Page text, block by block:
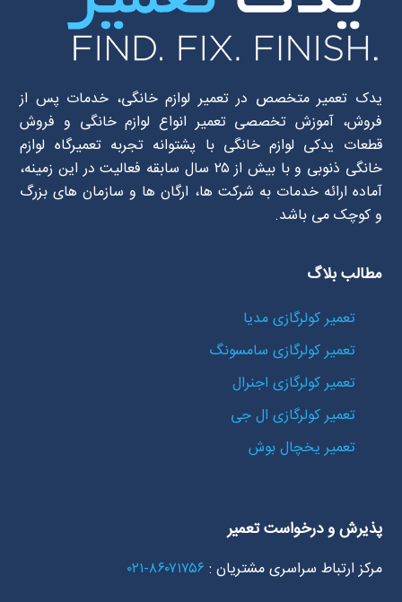
یدک تعمیر متخصص در تعمیر لوازم خانگی، خدمات پس از
فروش، آموزش تخصصی تعمیر انواع لوازم خانگی و فروش
قطعات یدکی لوازم خانگی با پشتوانه تجربه تعمیرگاه لوازم
خانگی ذنوبی و با بیش از ۲۵ سال سابقه فعالیت در این زمینه،
آماده ارائه خدمات به شرکت ها، ارگان ها و سازمان های بزرگ
و کوچک می باشد.
مطالب بلاگ
تعمیر کولرگازی مدیا
تعمیر کولرگازی سامسونگ
تعمیر کولرگازی اجنرال
تعمیر کولرگازی ال جی
تعمیر یخچال بوش
پذیرش و درخواست تعمیر
مرکز ارتباط سراسری مشتریان : ۸۶۰۷۱۷۵۶-۰۲۱